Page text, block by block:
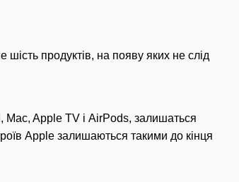
продуктів, на появу яких не слід
Mac, Apple TV і AirPods, залишаться
Apple залишаються такими до кінця